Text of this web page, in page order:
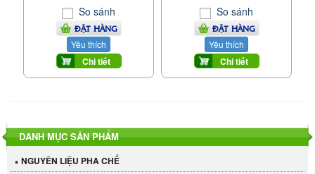
So sánh
ĐẶT HÀNG
Yêu thích
Chi tiết
So sánh
ĐẶT HÀNG
Yêu thích
Chi tiết
DANH MỤC SẢN PHẨM
NGUYÊN LIỆU PHA CHẾ